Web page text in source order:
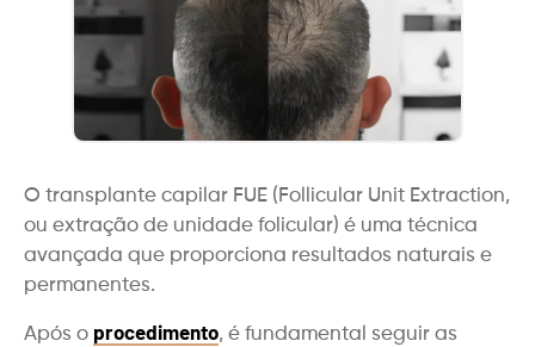
O transplante capilar FUE (Follicular Unit Extraction,
ou extração de unidade folicular) é uma técnica
avançada que proporciona resultados naturais e
permanentes.
Após o procedimento, é fundamental seguir as